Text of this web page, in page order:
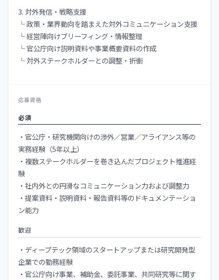
3. 対外発信・戦略支援
└ 政策・業界動向を踏まえた対外コミュニケーション支援
└ 経営陣向けブリーフィング・情報整理
└ 官公庁向け説明資料や事業概要資料の作成
└ 対外ステークホルダーとの調整・折衝
応募資格
必須
・官公庁・研究機関向けの渉外／営業／アライアンス等の
実務経験（5年以上）
・複数ステークホルダーを巻き込んだプロジェクト推進経
験
・社内外との円滑なコミュニケーション力および調整力
・提案資料・説明資料・報告資料等のドキュメンテーショ
ン能力
歓迎
・ディープテック領域のスタートアップまたは研究開発型
企業での勤務経験
・官公庁向け事業、補助金、委託事業、共同研究等に関す